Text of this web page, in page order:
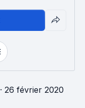
· 26 février 2020